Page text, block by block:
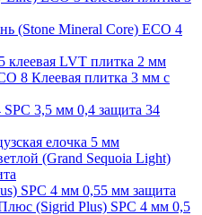
(Stone Mineral Core) ECO 4
клеевая LVT плитка 2 мм
8 Клеевая плитка 3 мм с
3,5 мм 0,4 защита 34
елочка 5 мм
(Grand Sequoia Light)
SPC 4 мм 0,55 мм защита
(Sigrid Plus) SPC 4 мм 0,5